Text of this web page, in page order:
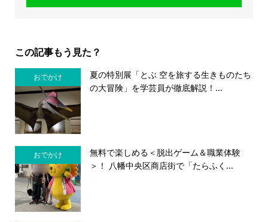
この記事もう見た？
おでかけ
夏の特別展「とぶ 空を旅する生きものたち
の大冒険」を学芸員が徹底解説！...
おでかけ
無料で楽しめる＜脱出ゲーム＆職業体験
＞！ 八幡中央区商店街で「たらふく...